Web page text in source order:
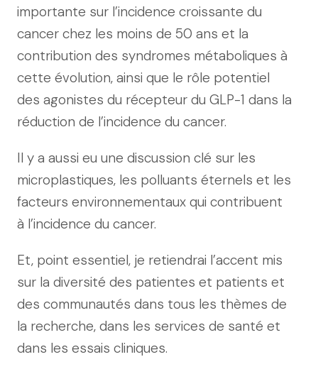
importante sur l’incidence croissante du
cancer chez les moins de 50 ans et la
contribution des syndromes métaboliques à
cette évolution, ainsi que le rôle potentiel
des agonistes du récepteur du GLP-1 dans la
réduction de l’incidence du cancer.
Il y a aussi eu une discussion clé sur les
microplastiques, les polluants éternels et les
facteurs environnementaux qui contribuent
à l’incidence du cancer.
Et, point essentiel, je retiendrai l’accent mis
sur la diversité des patientes et patients et
des communautés dans tous les thèmes de
la recherche, dans les services de santé et
dans les essais cliniques.